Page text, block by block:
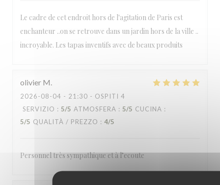
Le cadre de cet endroit hors de l'agitation de Paris est
enchanteur ..on se retrouve dans un jardin hors de la ville ..
incroyable. Les tapas inventifs avec de beaux produits
olivier M
2026-08-04 - 21:30 - OSPITI 4
SERVIZIO : 5/5 ATMOSFERA : 5/5 CUCINA :
5/5 QUALITÀ / PREZZO : 4/5
Personnel très sympathique et à l’ecoute